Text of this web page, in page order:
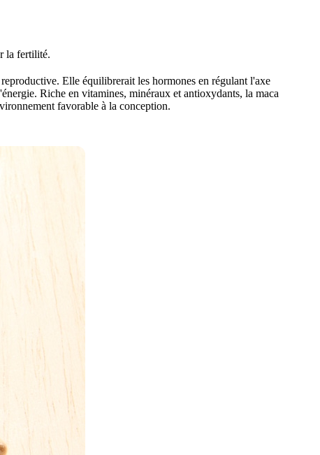
la fertilité.
Elle équilibrerait les hormones en régulant l'axe
Riche en vitamines, minéraux et antioxydants, la maca
favorable à la conception.